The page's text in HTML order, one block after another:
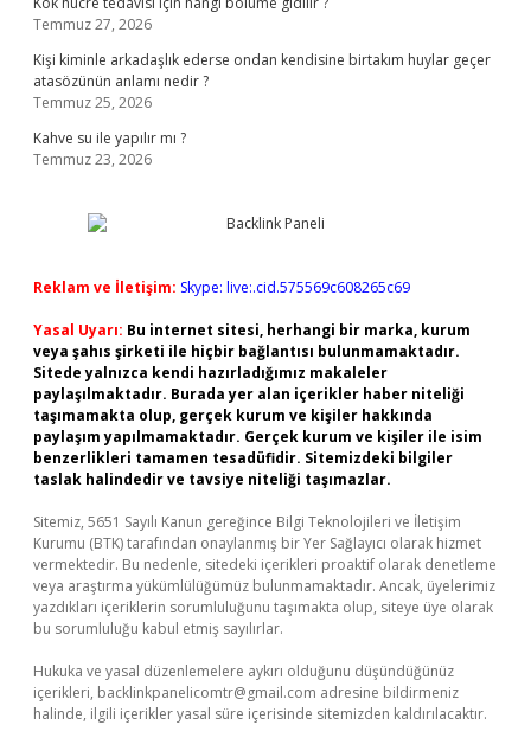
Temmuz 27, 2026
Kişi kiminle arkadaşlık ederse ondan kendisine birtakım huylar geçer
atasözünün anlamı nedir ?
Temmuz 25, 2026
Kahve su ile yapılır mı ?
Temmuz 23, 2026
Reklam ve İletişim: Skype: live:.cid.575569c608265c69
Yasal Uyarı: Bu internet sitesi, herhangi bir marka, kurum
veya şahıs şirketi ile hiçbir bağlantısı bulunmamaktadır.
Sitede yalnızca kendi hazırladığımız makaleler
paylaşılmaktadır. Burada yer alan içerikler haber niteliği
taşımamakta olup, gerçek kurum ve kişiler hakkında
paylaşım yapılmamaktadır. Gerçek kurum ve kişiler ile isim
benzerlikleri tamamen tesadüfidir. Sitemizdeki bilgiler
taslak halindedir ve tavsiye niteliği taşımazlar.
Sitemiz, 5651 Sayılı Kanun gereğince Bilgi Teknolojileri ve İletişim
Kurumu (BTK) tarafından onaylanmış bir Yer Sağlayıcı olarak hizmet
vermektedir. Bu nedenle, sitedeki içerikleri proaktif olarak denetleme
veya araştırma yükümlülüğümüz bulunmamaktadır. Ancak, üyelerimiz
yazdıkları içeriklerin sorumluluğunu taşımakta olup, siteye üye olarak
bu sorumluluğu kabul etmiş sayılırlar.
Hukuka ve yasal düzenlemelere aykırı olduğunu düşündüğünüz
içerikleri, backlinkpanelicomtr@gmail.com adresine bildirmeniz
halinde, ilgili içerikler yasal süre içerisinde sitemizden kaldırılacaktır.